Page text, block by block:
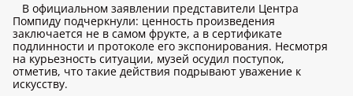
В официальном заявлении представители Центра
Помпиду подчеркнули: ценность произведения
заключается не в самом фрукте, а в сертификате
подлинности и протоколе его экспонирования. Несмотря
на курьезность ситуации, музей осудил поступок,
отметив, что такие действия подрывают уважение к
искусству.